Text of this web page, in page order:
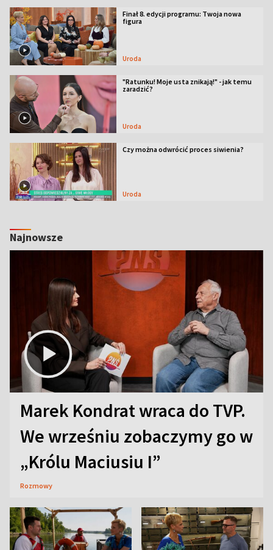
Finał 8. edycji programu: Twoja nowa
figura
Uroda
"Ratunku! Moje usta znikają!" - jak temu
zaradzić?
Uroda
Czy można odwrócić proces siwienia?
Uroda
Najnowsze
Marek Kondrat wraca do TVP.
We wrześniu zobaczymy go w
„Królu Maciusiu I”
Rozmowy